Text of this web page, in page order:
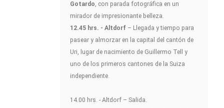
Gotardo, con parada fotográfica en un
mirador de impresionante belleza.
12.45 hrs. - Altdorf – Llegada y tiempo para
pasear y almorzar en la capital del cantón de
Uri, lugar de nacimiento de Guillermo Tell y
uno de los primeros cantones de la Suiza
independiente.
14.00 hrs. - Altdorf – Salida.